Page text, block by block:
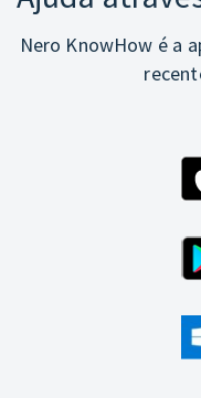
Nero KnowHow é a